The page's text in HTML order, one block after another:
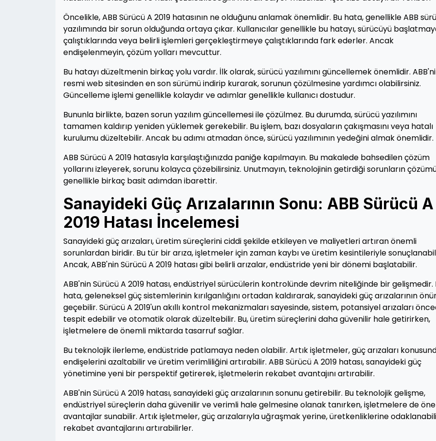
Öncelikle, ABB Sürücü A 2019 hatasının ne olduğunu anlamak önemlidir. Bu hata, genellikle ABB
yazılımında bir sorun olduğunda ortaya çıkar. Kullanıcılar genellikle bu hatayı, sürücüyü
çalıştıklarında veya belirli işlemleri gerçekleştirmeye çalıştıklarında fark ederler. Ancak
endişelenmeyin, çözüm yolları mevcuttur.
Bu hatayı düzeltmenin birkaç yolu vardır. İlk olarak, sürücü yazılımını güncellemek önemlidir.
resmi web sitesinden en son sürümü indirip kurarak, sorunun çözülmesine yardımcı olabilirsiniz.
Güncelleme işlemi genellikle kolaydır ve adımlar genellikle kullanıcı dostudur.
Bununla birlikte, bazen sorun yazılım güncellemesi ile çözülmez. Bu durumda, sürücü yazılımını
tamamen kaldırıp yeniden yüklemek gerekebilir. Bu işlem, bazı dosyaların çakışmasını veya hatalı
kurulumu düzeltebilir. Ancak bu adımı atmadan önce, sürücü yazılımının yedeğini almak önemlidir.
ABB Sürücü A 2019 hatasıyla karşılaştığınızda paniğe kapılmayın. Bu makalede bahsedilen çözüm
yollarını izleyerek, sorunu kolayca çözebilirsiniz. Unutmayın, teknolojinin getirdiği sorunların
genellikle birkaç basit adımdan ibarettir.
Sanayideki Güç Arızalarının Sonu: ABB Sürücü A
2019 Hatası İncelemesi
Sanayideki güç arızaları, üretim süreçlerini ciddi şekilde etkileyen ve maliyetleri artıran önemli
sorunlardan biridir. Bu tür bir arıza, işletmeler için zaman kaybı ve üretim kesintileriyle
Ancak, ABB'nin Sürücü A 2019 hatası gibi belirli arızalar, endüstride yeni bir dönemi başlatabilir.
ABB'nin Sürücü A 2019 hatası, endüstriyel sürücülerin kontrolünde devrim niteliğinde bir gelişmedir.
hata, geleneksel güç sistemlerinin kırılganlığını ortadan kaldırarak, sanayideki güç arızalarının
geçebilir. Sürücü A 2019'un akıllı kontrol mekanizmaları sayesinde, sistem, potansiyel arızaları
tespit edebilir ve otomatik olarak düzeltebilir. Bu, üretim süreçlerini daha güvenilir hale getirirken,
işletmelere de önemli miktarda tasarruf sağlar.
Bu teknolojik ilerleme, endüstride patlamaya neden olabilir. Artık işletmeler, güç arızaları
endişelerini azaltabilir ve üretim verimliliğini artırabilir. ABB Sürücü A 2019 hatası, sanayideki güç
yönetimine yeni bir perspektif getirerek, işletmelerin rekabet avantajını artırabilir.
ABB'nin Sürücü A 2019 hatası, sanayideki güç arızalarının sonunu getirebilir. Bu teknolojik gelişme,
endüstriyel süreçlerin daha güvenilir ve verimli hale gelmesine olanak tanırken, işletmelere de
avantajlar sunabilir. Artık işletmeler, güç arızalarıyla uğraşmak yerine, üretkenliklerine
rekabet avantajlarını artırabilirler.